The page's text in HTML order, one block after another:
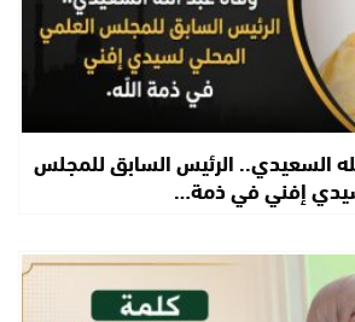
السعيدي.. الرئيس السابق للمجلس
إفني في ذمة…